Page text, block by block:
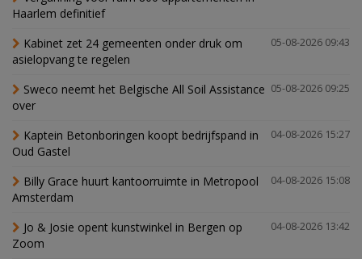
Haarlem definitief
05-08-2026 09:43
Kabinet zet 24 gemeenten onder druk om
asielopvang te regelen
05-08-2026 09:25
Sweco neemt het Belgische All Soil Assistance
over
04-08-2026 15:27
Kaptein Betonboringen koopt bedrijfspand in
Oud Gastel
04-08-2026 15:08
Billy Grace huurt kantoorruimte in Metropool
Amsterdam
04-08-2026 13:42
Jo & Josie opent kunstwinkel in Bergen op
Zoom